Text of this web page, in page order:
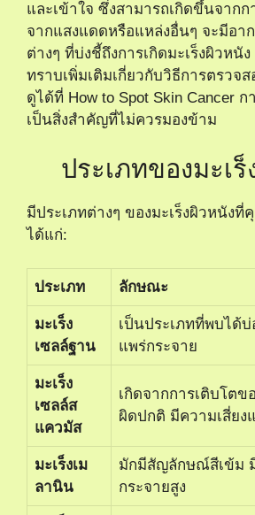
และเข้าใจ ซึ่งสามารถเกิดขึ้นจากก
จากแสงแดดหรือแหล่งอื่นๆ จะมีอา
ต่างๆ ที่บ่งชี้ถึงการเกิดมะเร็งผิวหนั
ทราบเพิ่มเติมเกี่ยวกับวิธีการตรวจส
ดูได้ที่ How to Spot Skin Cancer ก
เป็นสิ่งสำคัญที่ไม่ควรมองข้าม
ประเภทของมะเร็
มีประเภทต่างๆ ของมะเร็งผิวหนัง
ได้แก่:
ประเภท ลักษณะ
มะเร็ง
เซลล์ฐาน
เป็นประเภทที่พบได้
แพร่กระจาย
มะเร็ง
เซลล์ส
แควมัส
เกิดจากการเติบโตข
ผิดปกติ มีความเสี่ยง
มะเร็งเม
ลานิน
มักมีสัญลักษณ์สีเข้ม
กระจายสูง